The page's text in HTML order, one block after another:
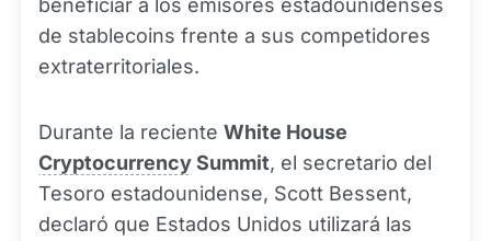
de stablecoins frente a sus competidores
extraterritoriales.
Durante la reciente White House
CryptocurrencySummit, el secretario del
Tesoro estadounidense, Scott Bessent,
declaró que Estados Unidos utilizará las